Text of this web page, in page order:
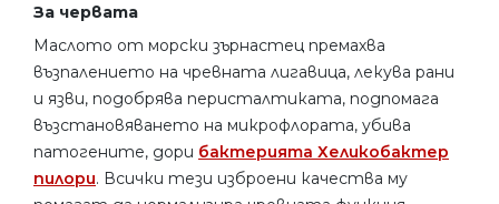
За червата
Маслото от морски зърнастец премахва
възпалението на чревната лигавица, лекува рани
и язви, подобрява перисталтиката, подпомага
възстановяването на микрофлората, убива
патогените, дори бактерията Хеликобактер
пилори. Всички тези изброени качества му